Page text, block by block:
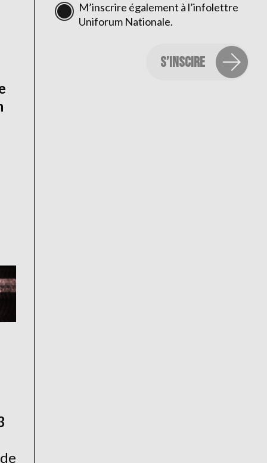
M’inscrire également à l’infolettre
Uniforum Nationale.